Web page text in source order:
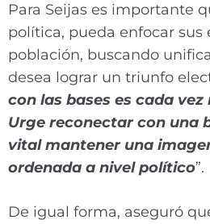
Para Seijas es importante
política, pueda enfocar sus
población, buscando
desea lograr un triunfo
con las bases es cada
Urge reconectar con una
vital mantener una
ordenada a nivel político”.
De igual forma, aseguró